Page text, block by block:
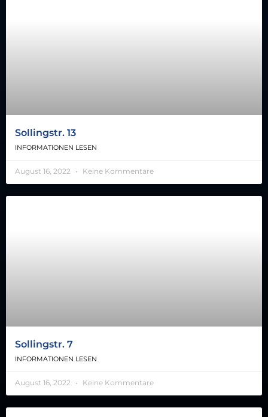
Sollingstr. 13
INFORMATIONEN LESEN
August 16, 2022 Keine Kommentare
Sollingstr. 7
INFORMATIONEN LESEN
August 16, 2022 Keine Kommentare